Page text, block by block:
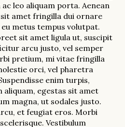
leo aliquam porta. Aenean
amet fringilla dui ornare
metus tempus volutpat.
sit amet ligula ut, suscipit
arcu justo, vel semper
pretium, mi vitae fringilla
orci, vel pharetra
enim turpis,
egestas sit amet
magna, ut sodales justo.
et feugiat eros. Morbi
Vestibulum